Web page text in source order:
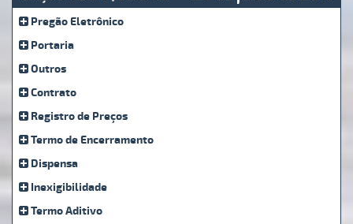
Pregão Eletrônico
Portaria
Outros
Contrato
Registro de Preços
Termo de Encerramento
Dispensa
Inexigibilidade
Termo Aditivo